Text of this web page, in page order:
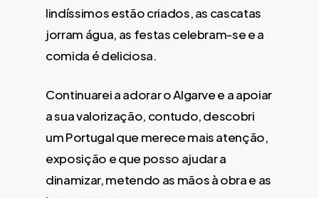
lindíssimos estão criados, as cascatas
jorram água, as festas celebram-se e a
comida é deliciosa.
Continuarei a adorar o Algarve e a apoiar
a sua valorização, contudo, descobri
um Portugal que merece mais atenção,
exposição e que posso ajudar a
dinamizar, metendo as mãos à obra e as